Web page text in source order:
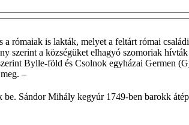
rómaiak is lakták, melyet a feltárt római
szerint a községüket elhagyó szomoriak
Bylle-föld és Csolnok egyházai Germen
–
Sándor Mihály kegyúr 1749-ben barokk